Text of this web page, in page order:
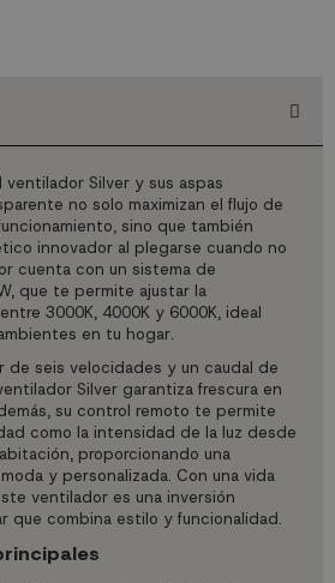
Silver y sus aspas
no solo maximizan el flujo de
sino que también
innovador al plegarse cuando no
cuenta con un sistema de
que te permite ajustar la
3000K, 4000K y 6000K, ideal
en tu hogar.
seis velocidades y un caudal de
Silver garantiza frescura en
su control remoto te permite
como la intensidad de la luz desde
proporcionando una
y personalizada. Con una vida
ventilador es una inversión
que combina estilo y funcionalidad.